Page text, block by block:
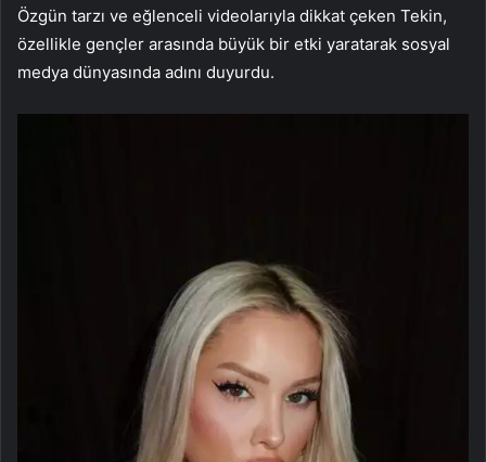
Özgün tarzı ve eğlenceli videolarıyla dikkat çeken Tekin,
özellikle gençler arasında büyük bir etki yaratarak sosyal
medya dünyasında adını duyurdu.